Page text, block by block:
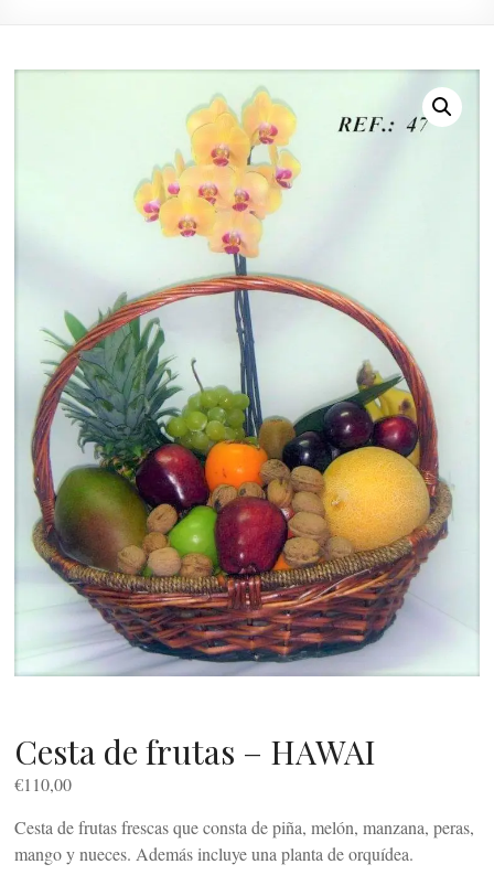
Cesta de frutas – HAWAI
€110,00
Cesta de frutas frescas que consta de piña, melón, manzana, peras,
mango y nueces. Además incluye una planta de orquídea.